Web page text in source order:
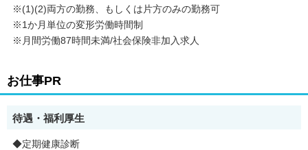
※(1)(2)両方の勤務、もしくは片方のみの勤務可
※1か月単位の変形労働時間制
※月間労働87時間未満/社会保険非加入求人
お仕事PR
待遇・福利厚生
◆定期健康診断